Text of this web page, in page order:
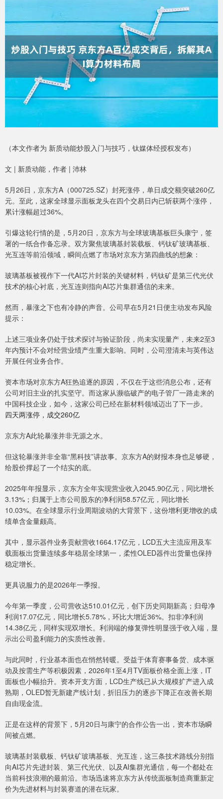
（本文作者为 新质动能炒股入门与技巧，钛媒体经授权发布）
文 | 新质动能，作者 | 沛林
5月26日，京东方A（000725.SZ）封死涨停，单日成交额突破260亿
元。至此，这家全球显示面板龙头在四个交易日内已斩获两个涨停，
累计涨幅超过36%。
引爆这轮行情的是，5月20日，京东方与全球玻璃基板巨头康宁，签
署的一纸合作备忘录。双方聚焦玻璃基封装载板、钙钛矿玻璃基板、
光互连等前沿领域，瞬间点燃了市场对京东方第四曲线的想象：
玻璃基板被视作下一代AI芯片封装的关键材料，钙钛矿是第三代光伏
技术的核心衬底，光互连则指向AI芯片集群通信的未来。
然而，暴涨之下也有冷静的声音。公司早在5月21日便主动发布风险
提示：
上述三项业务仍处于技术探讨与验证阶段，尚未实现量产，未来2至3
年内预计不会对经营业绩产生重大影响。同时，公司澄清未与英伟达
开展任何业务合作。
资本市场对京东方A狂热追逐的原因，不仅在于这些消息公布，还有
公司对旧主业的扎实坚守。而这家从濒临破产的电子管厂一路走来的
中国科技企业，如今，这家公司已经在新材料领域迈出了下一步。
四天两涨停，成交260亿
京东方A此轮暴涨并非无源之水。
但这轮暴涨并非全靠“黑科技”讲故事。京东方A的财报本身也足够硬，
给股价撑起了一个结实的底。
2025年年报显示，京东方全年实现营业收入2045.90亿元，同比增长
3.13%；归属于上市公司股东的净利润58.57亿元，同比增长
10.03%。在全球显示行业周期波动的大背景下，这份增利更增收的成
绩单含金量颇高。
其中，显示器件业务贡献营收1664.17亿元，LCD五大主流应用及车
载面板出货量连续多年稳居全球第一，柔性OLED器件出货量也保持
稳定增长。
更具说服力的是2026年一季报。
今年第一季度，公司营收达510.01亿元，创下历史同期新高；归母净
利润17.07亿元，同比增长5.78%，环比大增近36%。扣非净利润
14.38亿元，同样实现双增长。利润端的修复弹性明显强于收入端，显
示出公司盈利能力的实质性改善。
与此同时，行业基本面也在悄然转暖。受益于体育赛事备货、成本驱
动及按需生产等积极因素，2026年1至4月TV面板价格全面上涨，IT
面板也小幅抬升。资本开支方面，LCD生产线已从大规模扩产进入成
熟期，OLED暂无新建产线计划，折旧压力的逐步下降正在改善长期
自由现金流。
正是在这样的背景下，5月20日与康宁的合作公告一出，资本市场瞬
间被点燃。
玻璃基封装载板、钙钛矿玻璃基板、光互连，这三条技术路线分别指
向AI芯片先进封装、第三代光伏、以及AI集群光通信，每一个都处在
当前科技浪潮的最前沿。市场迅速将京东方从传统面板制造商重新定
价为先进材料与封装赛道的潜在玩家。